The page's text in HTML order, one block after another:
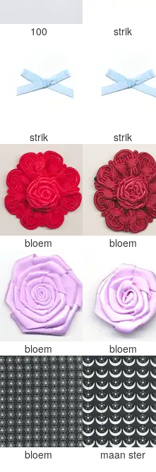
100 strik
strik strik
bloem bloem
bloem bloem
bloem maan ster